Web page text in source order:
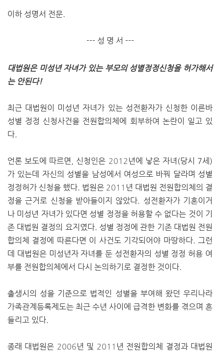
이하 성명서 전문.
--- 성 명 서 ---
대법원은 미성년 자녀가 있는 부모의 성별정정신청을 허가해서
는 안된다!
최근 대법원이 미성년 자녀가 있는 성전환자가 신청한 이른바
성별 정정 신청사건을 전원합의체에 회부하여 논란이 일고 있
다.
언론 보도에 따르면, 신청인은 2012 년에 낳은 자녀(당시 7세)
가 있는데 자신의 성별을 남성에서 여성으로 바꿔 달라며 성별
정정허가 신청을 했다. 법원은 2011 년 대법원 전원합의체의 결
정을 근거로 신청을 받아들이지 않았다. 성전환자가 기혼이거
나 미성년 자녀가 있다면 성별 정정을 허용할 수 없다는 것이 기
존 대법원 결정의 요지였다. 성별 정정에 관한 기존 대법원 전원
합의체 결정에 따른다면 이 사건도 기각되어야 마땅하다. 그런
데 대법원은 미성년자 자녀를 둔 성전환자의 성별 정정 허용 여
부를 전원합의체에서 다시 논의하기로 결정한 것이다.
출생시의 성을 기준으로 법적인 성별을 부여해 왔던 우리나라
가족관계등록제도는 최근 수년 사이에 급격한 변화를 겪으며 흔
들리고 있다.
종래 대법원은 2006년 및 2011 년 전원합의체 결정과 대법원